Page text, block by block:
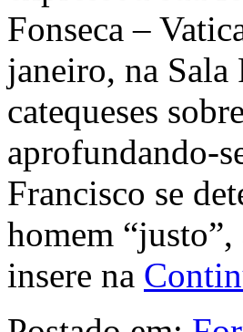
Fonseca –
janeiro, na Sala
catequeses
aprofundando-
Francisco se
homem “justo”,
insere na